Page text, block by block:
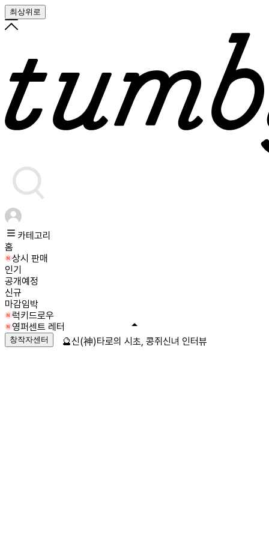
최상위로
카테고리
홈
상시 판매
인기
공개예정
신규
마감임박
럭키드로우
영퍼센트 레터
창작자센터 🔮신(神)타로의 시초, 콩쥐신녀 인터뷰